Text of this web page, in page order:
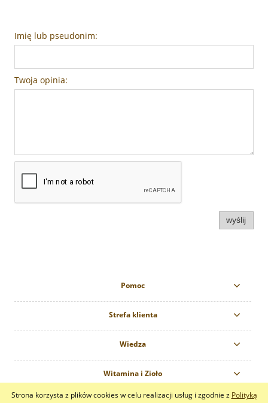
Strona korzysta z plików cookies w celu realizacji usług i zgodnie z Polityką
Imię lub pseudonim:
Twoja opinia:
wyślij
Pomoc
Strefa klienta
Wiedza
Witamina i Zioło